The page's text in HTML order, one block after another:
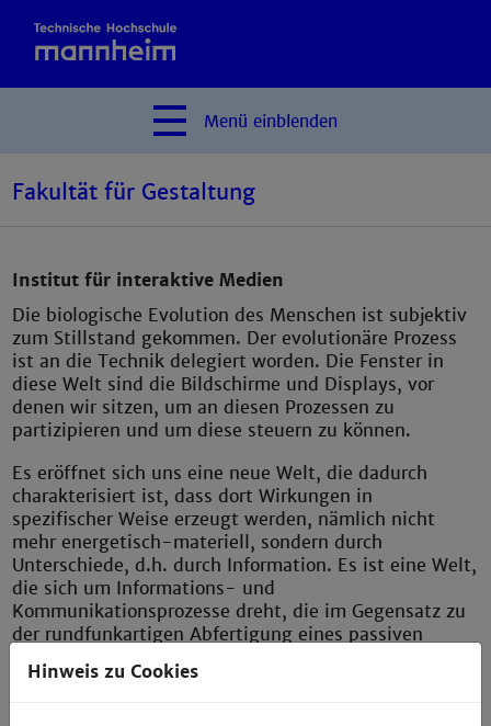
Menü einblenden
Fakultät für Gestaltung
Institut für interaktive Medien
Die biologische Evolution des Menschen ist subjektiv
zum Stillstand gekommen. Der evolutionäre Prozess
ist an die Technik delegiert worden. Die Fenster in
diese Welt sind die Bildschirme und Displays, vor
denen wir sitzen, um an diesen Prozessen zu
partizipieren und um diese steuern zu können.
Es eröffnet sich uns eine neue Welt, die dadurch
charakterisiert ist, dass dort Wirkungen in
spezifischer Weise erzeugt werden, nämlich nicht
mehr energetisch-materiell, sondern durch
Unterschiede, d.h. durch Information. Es ist eine Welt,
die sich um Informations- und
Kommunikationsprozesse dreht, die im Gegensatz zu
der rundfunkartigen Abfertigung eines passiven
Publikums, Menschen mit Menschen verknüpft. Statt
Einbahnstraßen gibt es Gegenverkehr, Wiederspruch
Hinweis zu Cookies